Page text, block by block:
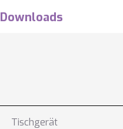
Downloads
Tischgerät